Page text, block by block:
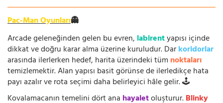
Pac-Man Oyunları👻
Arcade geleneğinden gelen bu evren, labirentyapısı içinde
dikkat ve doğru karar alma üzerine kuruludur. Darkoridorlar
arasında ilerlerken hedef, harita üzerindeki tüm noktaları
temizlemektir. Alan yapısı basit görünse de ilerledikçe hata
payı azalır ve rota seçimi daha belirleyici hâle gelir. 🕹️
Kovalamacanın temelini dört ana hayaletoluşturur.Blinky